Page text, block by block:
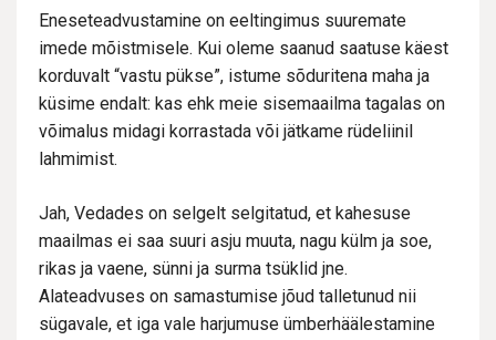
Eneseteadvustamine on eeltingimus suuremate
imede mõistmisele. Kui oleme saanud saatuse käest
korduvalt “vastu pükse”, istume sõduritena maha ja
küsime endalt: kas ehk meie sisemaailma tagalas on
võimalus midagi korrastada või jätkame rüdeliinil
lahmimist.
Jah, Vedades on selgelt selgitatud, et kahesuse
maailmas ei saa suuri asju muuta, nagu külm ja soe,
rikas ja vaene, sünni ja surma tsüklid jne.
Alateadvuses on samastumise jõud talletunud nii
sügavale, et iga vale harjumuse ümberhäälestamine